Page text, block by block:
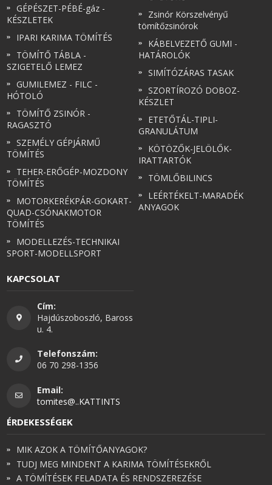
GÉPÉSZET-PÉBÉ-gáz -
KÉSZLETEK
IPARI KARIMA TÖMÍTÉS
TÖMÍTŐ TÁBLA -
SZIGETELŐ LEMEZ
GUMILEMEZ - FILC -
HÓTOLÓ
TÖMÍTŐ ZSINÓR -
RAGASZTÓ
SZEMÉLY GÉPJÁRMŰ
TÖMÍTÉS
TEHER-ERŐGÉP-MOZDONY
TÖMÍTÉS
MOTORKERÉKPÁR-GOKART-
QUAD-CSÓNAKMOTOR
TÖMÍTÉS
MODELLEZÉS-TECHNIKAI
SPORT-MODELLSPORT
Zsinór Körszelvényű
tömítőzsinórok
KÁBELVEZETŐ GUMI -
HATÁROLÓK
SIMÍTÓZÁRAS TASAK
SZORTÍROZÓ DOBOZ-
KÉSZLET
ETETŐTÁL-TIPLI-
GRANULÁTUM
KÖTÖZŐK-JELÖLŐK-
IRATTARTÓK
TÖMLŐBILINCS
LEÉRTÉKELT-MARADÉK
ANYAGOK
KAPCSOLAT
Cím:
Hajdúszoboszló, Baross
u. 4.
Telefonszám:
06 70 298-1356
Email:
tomites@..KATTINTS
ÉRDEKESSÉGEK
MIK AZOK A TÖMÍTŐANYAGOK?
TUDJ MEG MINDENT A KARIMA TÖMÍTÉSEKRŐL
A TÖMÍTÉSEK FELADATA ÉS RENDSZEREZÉSE